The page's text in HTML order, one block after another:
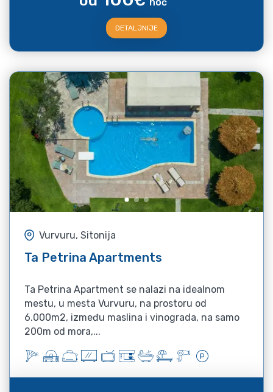
DETALJNIJE
Vurvuru, Sitonija
Ta Petrina Apartments
Ta Petrina Apartment se nalazi na idealnom
mestu, u mesta Vurvuru, na prostoru od
6.000m2, između maslina i vinograda, na samo
200m od mora,...